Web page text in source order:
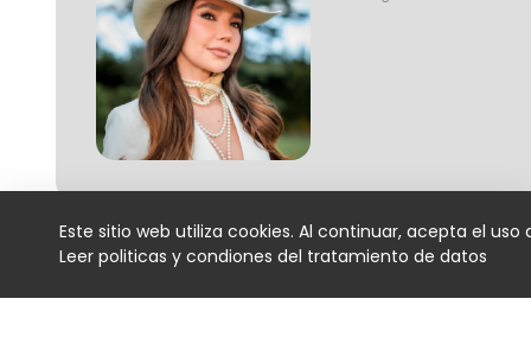
en Cali y Medellín
Servicios
Este sitio web utiliza cookies. Al continuar, acepta el uso
Leer politicas y condiones del tratamiento de datos